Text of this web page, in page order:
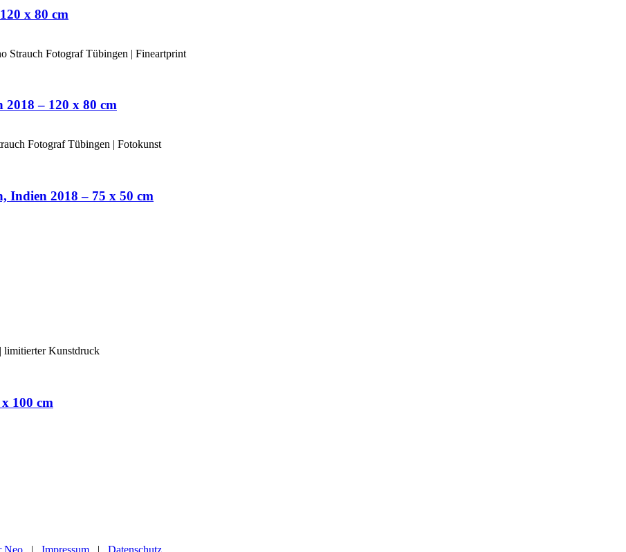
x 80 cm
– 120 x 80 cm
Indien 2018 – 75 x 50 cm
100 cm
Neo | Impressum | Datenschutz